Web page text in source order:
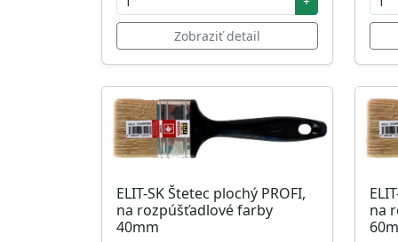
Zobraziť detail
ELIT-SK Štetec plochý PROFI,
na rozpúšťadlové farby
40mm
na